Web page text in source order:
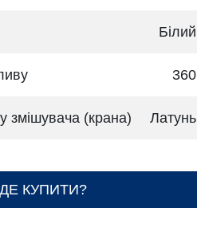
Білий
360
змішувача (крана) Латунь
ДЕ КУПИТИ?